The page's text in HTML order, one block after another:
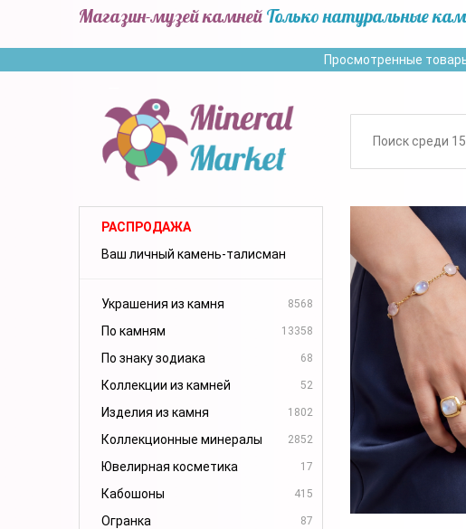
Магазин-музей камней Только натуральные
Просмотренные
РАСПРОДАЖА
Ваш личный камень-талисман
Украшения из камня 8568
По камням 13358
По знаку зодиака 68
Коллекции из камней 52
Изделия из камня 1802
Коллекционные минералы 2852
Ювелирная косметика 17
Кабошоны 415
Огранка 87